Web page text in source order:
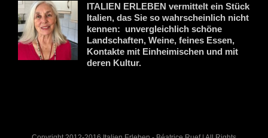
ITALIEN ERLEBEN vermittelt ein Stück
Italien, das Sie so wahrscheinlich nicht
kennen: unvergleichlich schöne
Landschaften, Weine, feines Essen,
Kontakte mit Einheimischen und mit
deren Kultur.